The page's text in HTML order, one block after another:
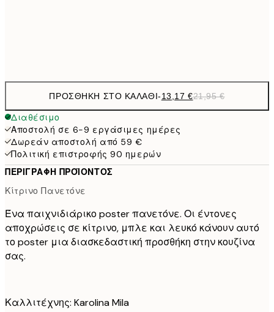
ΠΡΟΣΘΉΚΗ ΣΤΟ ΚΑΛΆΘΙ-13,17 €21,95 €
Διαθέσιμο
Αποστολή σε 6-9 εργάσιμες ημέρες
Δωρεάν αποστολή από 59 €
Πολιτική επιστροφής 90 ημερών
ΠΕΡΙΓΡΑΦΉ ΠΡΟΪΌΝΤΟΣ
Κίτρινο Πανετόνε
Ένα παιχνιδιάρικο poster πανετόνε. Οι έντονες
αποχρώσεις σε κίτρινο, μπλε και λευκό κάνουν αυτό
το poster μια διασκεδαστική προσθήκη στην κουζίνα
σας.
Καλλιτέχνης: Karolina Mila